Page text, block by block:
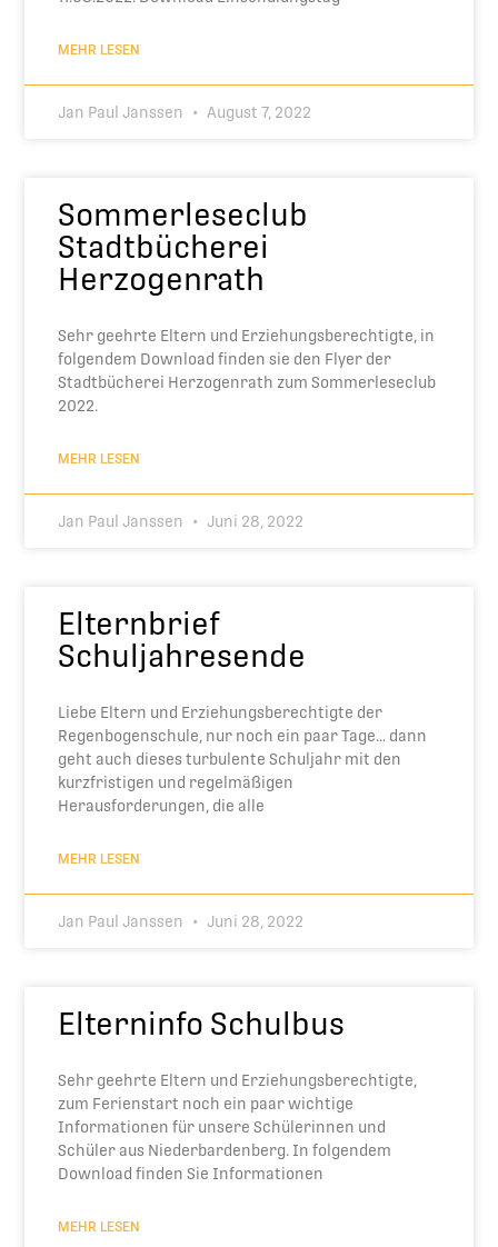
MEHR LESEN
Jan Paul Janssen August 7, 2022
Sommerleseclub
Stadtbücherei
Herzogenrath
Sehr geehrte Eltern und Erziehungsberechtigte, in
folgendem Download finden sie den Flyer der
Stadtbücherei Herzogenrath zum Sommerleseclub
2022.
MEHR LESEN
Jan Paul Janssen Juni 28, 2022
Elternbrief
Schuljahresende
Liebe Eltern und Erziehungsberechtigte der
Regenbogenschule, nur noch ein paar Tage… dann
geht auch dieses turbulente Schuljahr mit den
kurzfristigen und regelmäßigen
Herausforderungen, die alle
MEHR LESEN
Jan Paul Janssen Juni 28, 2022
Elterninfo Schulbus
Sehr geehrte Eltern und Erziehungsberechtigte,
zum Ferienstart noch ein paar wichtige
Informationen für unsere Schülerinnen und
Schüler aus Niederbardenberg. In folgendem
Download finden Sie Informationen
MEHR LESEN